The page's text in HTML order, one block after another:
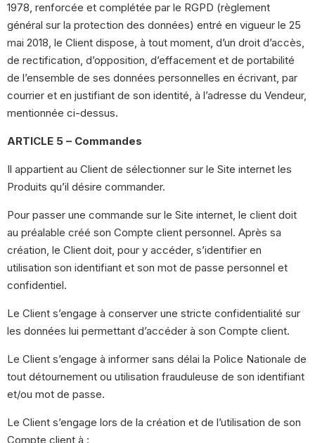
1978, renforcée et complétée par le RGPD (règlement
général sur la protection des données) entré en vigueur le 25
mai 2018, le Client dispose, à tout moment, d’un droit d’accès,
de rectification, d’opposition, d’effacement et de portabilité
de l’ensemble de ses données personnelles en écrivant, par
courrier et en justifiant de son identité, à l’adresse du Vendeur,
mentionnée ci-dessus.
ARTICLE 5 – Commandes
Il appartient au Client de sélectionner sur le Site internet les
Produits qu’il désire commander.
Pour passer une commande sur le Site internet, le client doit
au préalable créé son Compte client personnel. Après sa
création, le Client doit, pour y accéder, s’identifier en
utilisation son identifiant et son mot de passe personnel et
confidentiel.
Le Client s’engage à conserver une stricte confidentialité sur
les données lui permettant d’accéder à son Compte client.
Le Client s’engage à informer sans délai la Police Nationale de
tout détournement ou utilisation frauduleuse de son identifiant
et/ou mot de passe.
Le Client s’engage lors de la création et de l’utilisation de son
Compte client à :